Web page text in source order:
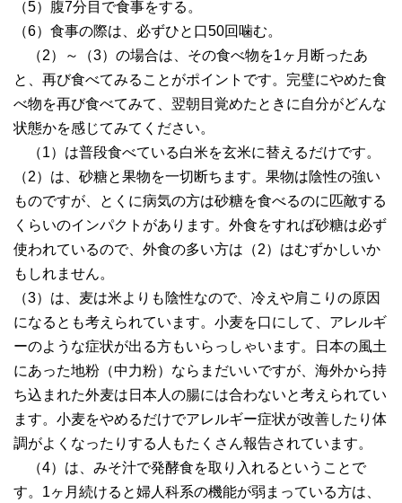
（5）腹7分目で食事をする。
（6）食事の際は、必ずひと口50回噛む。
（2）～（3）の場合は、その食べ物を1ヶ月断ったあ
と、再び食べてみることがポイントです。完璧にやめた食
べ物を再び食べてみて、翌朝目覚めたときに自分がどんな
状態かを感じてみてください。
（1）は普段食べている白米を玄米に替えるだけです。
（2）は、砂糖と果物を一切断ちます。果物は陰性の強い
ものですが、とくに病気の方は砂糖を食べるのに匹敵する
くらいのインパクトがあります。外食をすれば砂糖は必ず
使われているので、外食の多い方は（2）はむずかしいか
もしれません。
（3）は、麦は米よりも陰性なので、冷えや肩こりの原因
になるとも考えられています。小麦を口にして、アレルギ
ーのような症状が出る方もいらっしゃいます。日本の風土
にあった地粉（中力粉）ならまだいいですが、海外から持
ち込まれた外麦は日本人の腸には合わないと考えられてい
ます。小麦をやめるだけでアレルギー症状が改善したり体
調がよくなったりする人もたくさん報告されています。
（4）は、みそ汁で発酵食を取り入れるということで
す。1ヶ月続けると婦人科系の機能が弱まっている方は、